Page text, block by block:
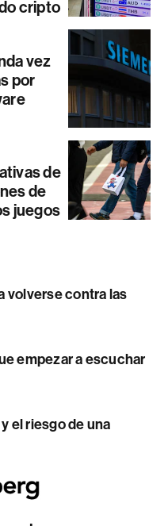
cripto
vez
por
de
de
juegos
volverse contra las
empezar a escuchar
el riesgo de una